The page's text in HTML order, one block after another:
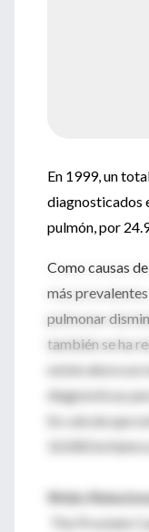
En 1999, un
diagnosticados
pulmón, por
Como causas
más
pulmonar
también se ha
existe ahora un
diagnósticas
Se calcula que
10.000
Webs
The Prostate